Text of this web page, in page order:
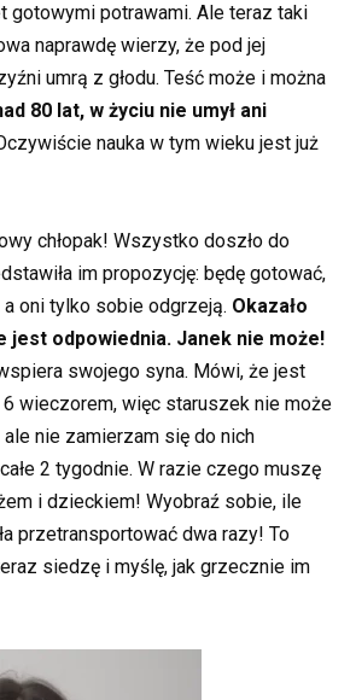
gotowymi potrawami. Ale teraz taki
naprawdę wierzy, że pod jej
umrą z głodu. Teść może i można
80 lat, w życiu nie umył ani
nauka w tym wieku jest już
chłopak! Wszystko doszło do
im propozycję: będę gotować,
oni tylko sobie odgrzeją. Okazało
jest odpowiednia. Janek nie może!
swojego syna. Mówi, że jest
6 wieczorem, więc staruszek nie może
nie zamierzam się do nich
2 tygodnie. W razie czego muszę
i dzieckiem! Wyobraź sobie, ile
przetransportować dwa razy! To
siedzę i myślę, jak grzecznie im